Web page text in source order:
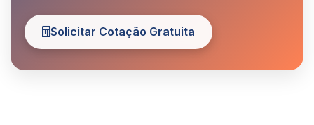
Solicitar Cotação Gratuita